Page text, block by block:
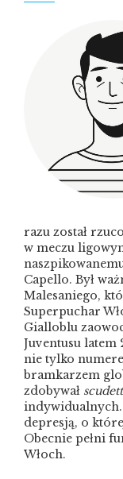
razu został
w meczu
Capello. Był
Malesaniego,
Superpuchar
Gialloblu
Juventusu latem
nie tylko
bramkarzem
zdobywał
indywidualnych.
depresją, o
Obecnie pełni
Włoch.